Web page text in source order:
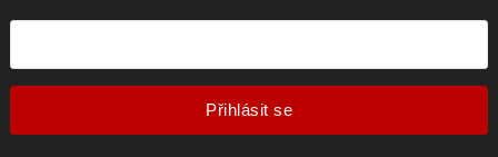
Přihlásit se